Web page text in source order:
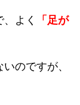
よく
「足が
のですが、